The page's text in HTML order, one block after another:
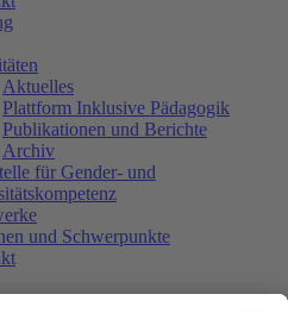
Aktuelles
Plattform Inklusive Pädagogik
Publikationen und Berichte
Archiv
für Gender- und
und Schwerpunkte
Studien